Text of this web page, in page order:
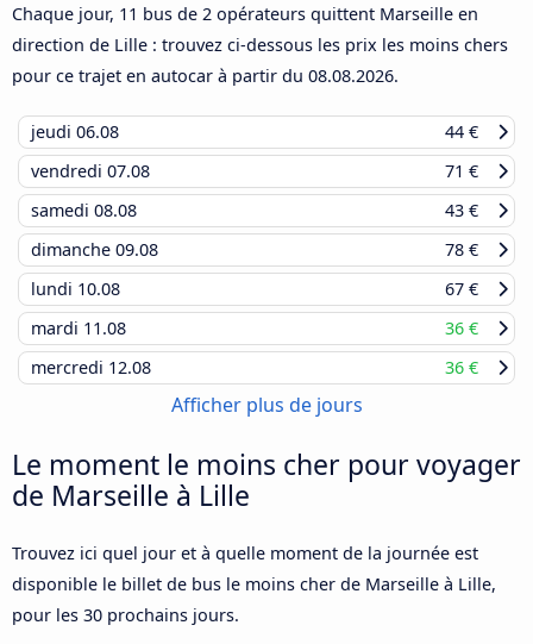
Chaque jour, 11 bus de 2 opérateurs quittent Marseille en
direction de Lille : trouvez ci-dessous les prix les moins chers
pour ce trajet en autocar à partir du 08.08.2026.
jeudi 06.08
44 €
vendredi 07.08
71 €
samedi 08.08
43 €
dimanche 09.08
78 €
lundi 10.08
67 €
mardi 11.08
36 €
mercredi 12.08 36 €
Afficher plus de jours
Le moment le moins cher pour voyager
de Marseille à Lille
Trouvez ici quel jour et à quelle moment de la journée est
disponible le billet de bus le moins cher de Marseille à Lille,
pour les 30 prochains jours.